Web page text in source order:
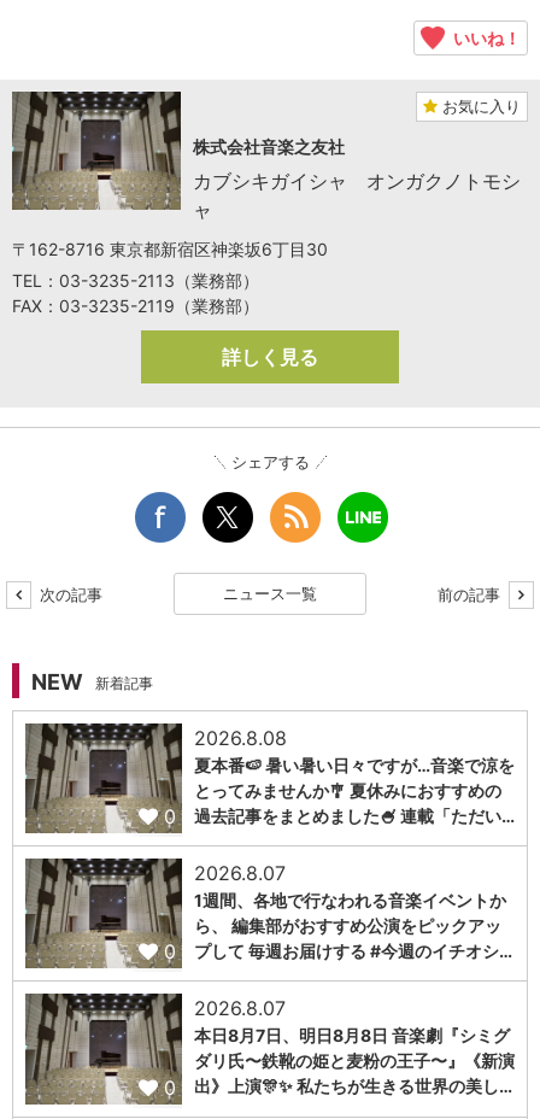
いいね！
お気に入り
株式会社音楽之友社
カブシキガイシャ オンガクノトモシ
ャ
〒162-8716 東京都新宿区神楽坂6丁目30
TEL：03-3235-2113（業務部）
FAX：03-3235-2119（業務部）
詳しく見る
シェアする
次の記事 ニュース一覧 前の記事
NEW 新着記事
0
2026.8.08
夏本番🍉 暑い暑い日々ですが…音楽で涼を
とってみませんか🎐 夏休みにおすすめの
過去記事をまとめました🍧 連載「ただい…
0
2026.8.07
1週間、各地で行なわれる音楽イベントか
ら、 編集部がおすすめ公演をピックアッ
プして 毎週お届けする #今週のイチオシ…
0
2026.8.07
本日8月7日、明日8月8日 音楽劇『シミグ
ダリ氏〜鉄靴の姫と麦粉の王子〜』《新演
出》上演🎊✨ 私たちが生きる世界の美し…